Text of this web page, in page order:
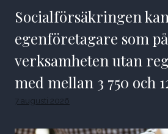
Socialförsäkringen
egenföretagare som
verksamheten utan
med mellan 3 750 och
7 augusti 2026